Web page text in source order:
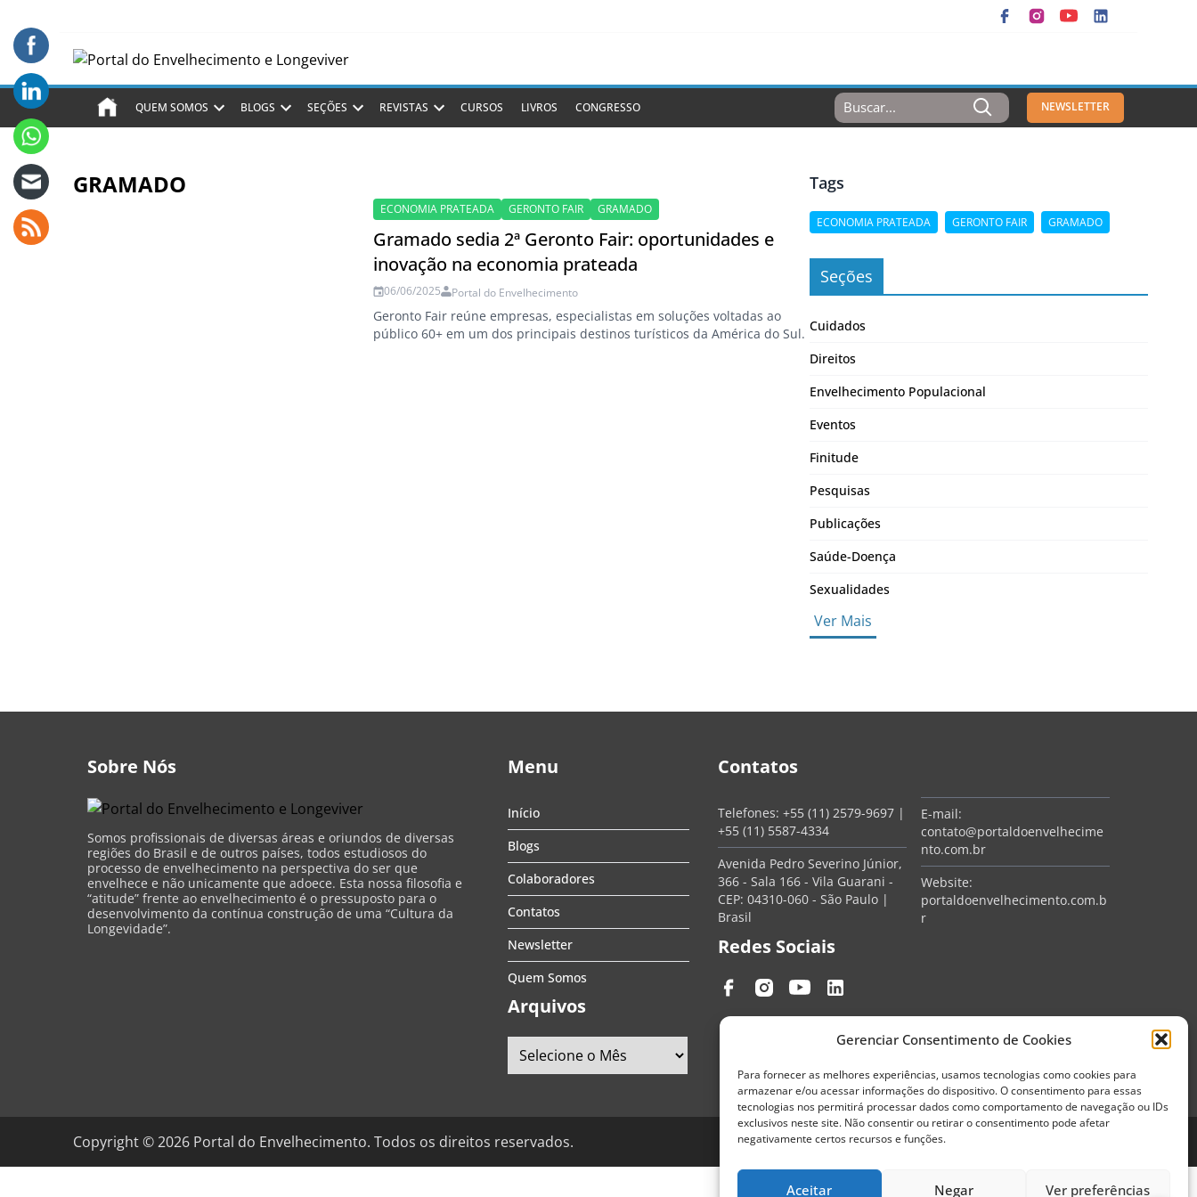
Gerenciar Consentimento de Cookies
Para fornecer as melhores experiências, usamos tecnologias como cookies para
armazenar e/ou acessar informações do dispositivo. O consentimento para essas
tecnologias nos permitirá processar dados como comportamento de navegação ou IDs
exclusivos neste site. Não consentir ou retirar o consentimento pode afetar
negativamente certos recursos e funções.
Aceitar Negar Ver preferências
QUEM SOMOS BLOGS SEÇÕES REVISTAS CURSOS LIVROS CONGRESSO
Resultados
Para:
NEWSLETTER
GRAMADO
ECONOMIA PRATEADA GERONTO FAIR GRAMADO
Gramado sedia 2ª Geronto Fair: oportunidades e
inovação na economia prateada
06/06/2025 Portal do Envelhecimento
Geronto Fair reúne empresas, especialistas em soluções voltadas ao
público 60+ em um dos principais destinos turísticos da América do Sul.
Tags
ECONOMIA PRATEADA GERONTO FAIR GRAMADO
Seções
Cuidados
Direitos
Envelhecimento Populacional
Eventos
Finitude
Pesquisas
Publicações
Saúde-Doença
Sexualidades
Ver Mais
Sobre Nós
Somos profissionais de diversas áreas e oriundos de diversas
regiões do Brasil e de outros países, todos estudiosos do
processo de envelhecimento na perspectiva do ser que
envelhece e não unicamente que adoece. Esta nossa filosofia e
“atitude” frente ao envelhecimento é o pressuposto para o
desenvolvimento da contínua construção de uma “Cultura da
Longevidade”.
Menu
Início
Blogs
Colaboradores
Contatos
Newsletter
Quem Somos
Arquivos
Contatos
Telefones: +55 (11) 2579-9697|
+55 (11) 5587-4334
Avenida Pedro Severino Júnior,
366 - Sala 166 - Vila Guarani -
CEP: 04310-060 - São Paulo |
Brasil
E-mail:
contato@portaldoenvelhecime
nto.com.br
Website:
portaldoenvelhecimento.com.b
r
Redes Sociais
Copyright ©2026 Portal do Envelhecimento. Todos os direitos reservados. Termos de Uso